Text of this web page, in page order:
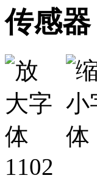
传感器
1102